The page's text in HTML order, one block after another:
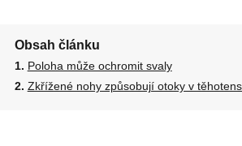
Obsah článku
Poloha může ochromit svaly
Zkřížené nohy způsobují otoky v